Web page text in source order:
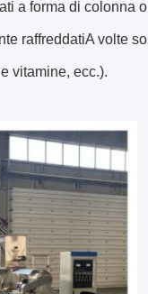
a forma di colonna
raffreddatiA volte
vitamine, ecc.).